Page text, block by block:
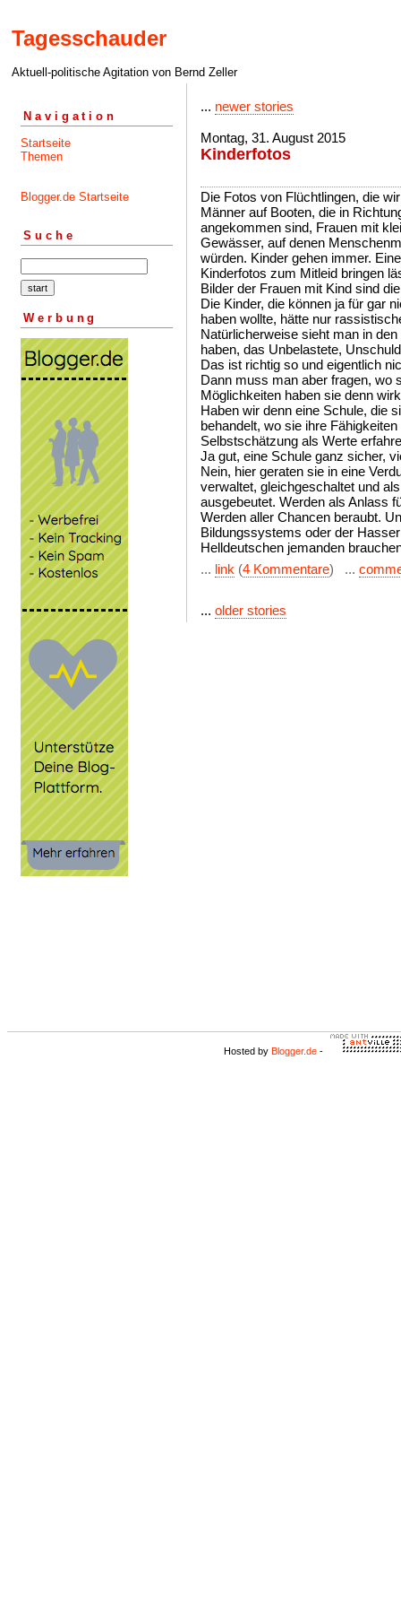
Tagesschauder
Aktuell-politische Agitation von Bernd Zeller
Navigation
Startseite
Themen
Blogger.de Startseite
Suche
Werbung
... newer stories
Montag, 31. August 2015
Kinderfotos
Die Fotos von Flüchtlingen, die
Männer auf Booten, die in
angekommen sind, Frauen mit
Gewässer, auf denen
würden. Kinder gehen immer.
Kinderfotos zum Mitleid bringen
Bilder der Frauen mit Kind sind
Die Kinder, die können ja für gar
haben wollte, hätte nur
Natürlicherweise sieht man in
haben, das Unbelastete,
Das ist richtig so und eigentlich
Dann muss man aber fragen, wo
Möglichkeiten haben sie denn
Haben wir denn eine Schule, die
behandelt, wo sie ihre
Selbstschätzung als Werte
Ja gut, eine Schule ganz sicher,
Nein, hier geraten sie in eine
verwaltet, gleichgeschaltet und
ausgebeutet. Werden als Anlass
Werden aller Chancen beraubt.
Bildungssystems oder der
Helldeutschen jemanden
... link (4 Kommentare) ...
... older stories
Hosted by Blogger.de -